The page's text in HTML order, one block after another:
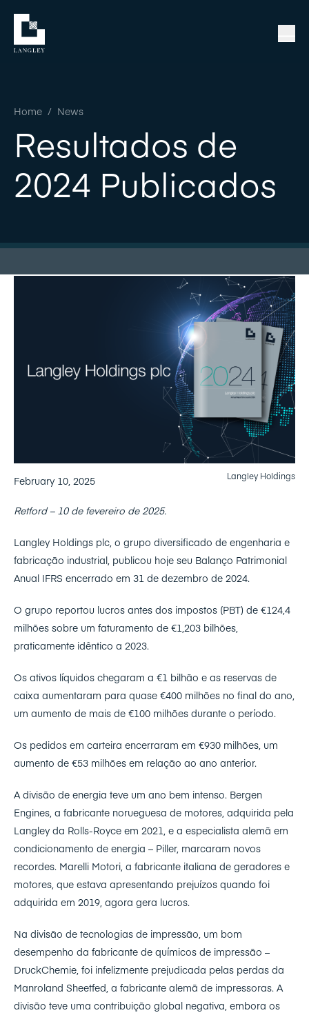
Home / News
Resultados de
2024 Publicados
February 10, 2025 Langley Holdings
Retford – 10 de fevereiro de 2025.
Langley Holdings plc, o grupo diversificado de engenharia e
fabricação industrial, publicou hoje seu Balanço Patrimonial
Anual IFRS encerrado em 31 de dezembro de 2024.
O grupo reportou lucros antes dos impostos (PBT) de €124,4
milhões sobre um faturamento de €1,203 bilhões,
praticamente idêntico a 2023.
Os ativos líquidos chegaram a €1 bilhão e as reservas de
caixa aumentaram para quase €400 milhões no final do ano,
um aumento de mais de €100 milhões durante o período.
Os pedidos em carteira encerraram em €930 milhões, um
aumento de €53 milhões em relação ao ano anterior.
A divisão de energia teve um ano bem intenso. Bergen
Engines, a fabricante norueguesa de motores, adquirida pela
Langley da Rolls-Royce em 2021, e a especialista alemã em
condicionamento de energia – Piller, marcaram novos
recordes. Marelli Motori, a fabricante italiana de geradores e
motores, que estava apresentando prejuízos quando foi
adquirida em 2019, agora gera lucros.
Na divisão de tecnologias de impressão, um bom
desempenho da fabricante de químicos de impressão –
DruckChemie, foi infelizmente prejudicada pelas perdas da
Manroland Sheetfed, a fabricante alemã de impressoras. A
divisão teve uma contribuição global negativa, embora os